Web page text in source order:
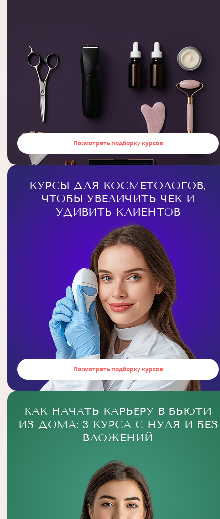
Посмотреть подборку курсов
КУРСЫ ДЛЯ КОСМЕТОЛОГОВ,
ЧТОБЫ УВЕЛИЧИТЬ ЧЕК И
УДИВИТЬ КЛИЕНТОВ
Посмотреть подборку курсов
КАК НАЧАТЬ КАРЬЕРУ В БЬЮТИ
ИЗ ДОМА: 3 КУРСА С НУЛЯ И БЕЗ
ВЛОЖЕНИЙ